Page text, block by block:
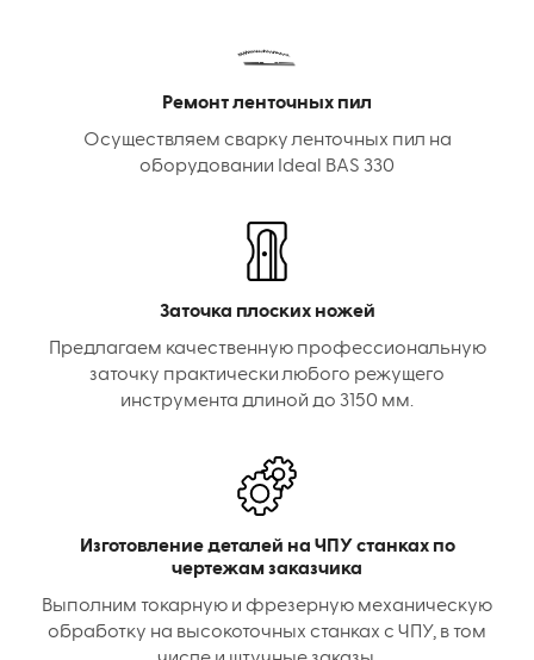
Ремонт ленточных пил
Осуществляем сварку ленточных пил на
оборудовании Ideal BAS 330
Заточка плоских ножей
Предлагаем качественную профессиональную
заточку практически любого режущего
инструмента длиной до 3150 мм.
Изготовление деталей на ЧПУ станках по
чертежам заказчика
Выполним токарную и фрезерную механическую
обработку на высокоточных станках с ЧПУ, в том